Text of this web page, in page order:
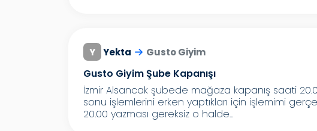
Y Yekta Gusto Giyim
Gusto Giyim Şube Kapanışı
İzmir Alsancak şubede mağaza kapanış saati
sonu işlemlerini erken yaptıkları için işlemimi
20.00 yazması gereksiz o halde...